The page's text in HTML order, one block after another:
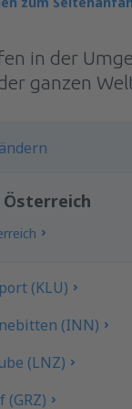
in der
ganzen
Österreich
(KLU)
(INN)
(LNZ)
(GRZ)